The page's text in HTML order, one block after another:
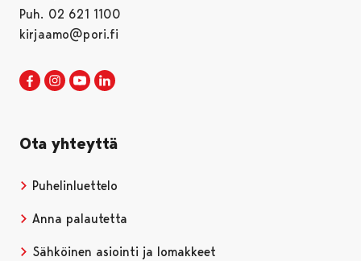
Puh. 02 621 1100
kirjaamo@pori.fi
Porin kaupunki Facebookissa
Avautuu uudessa välilehdessä
Porin kaupunki Instagramissa
Avautuu uudessa välilehdessä
Porin kaupunki Youtubessa
Avautuu uudessa välilehdessä
Ota yhteyttä
Puhelinluettelo
Anna palautetta
Sähköinen asiointi ja lomakkeet